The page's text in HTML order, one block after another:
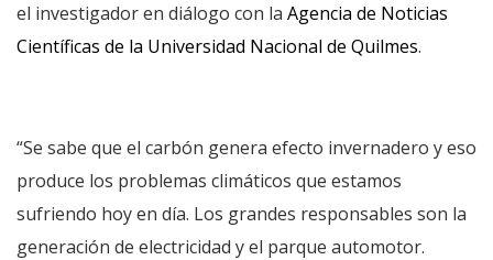
el investigador en diálogo con la Agencia de Noticias
Científicas de la Universidad Nacional de Quilmes.
“Se sabe que el carbón genera efecto invernadero y eso
produce los problemas climáticos que estamos
sufriendo hoy en día. Los grandes responsables son la
generación de electricidad y el parque automotor.